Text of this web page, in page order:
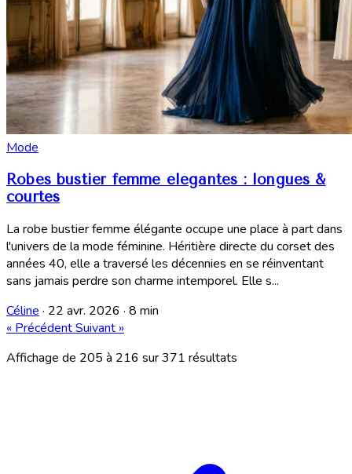
Mode
Robes bustier femme élégantes : longues &
courtes
La robe bustier femme élégante occupe une place à part dans
l'univers de la mode féminine. Héritière directe du corset des
années 40, elle a traversé les décennies en se réinventant
sans jamais perdre son charme intemporel. Elle s...
Céline · 22 avr. 2026 · 8 min
« PrécédentSuivant »
Affichage de 205 à 216 sur371 résultats